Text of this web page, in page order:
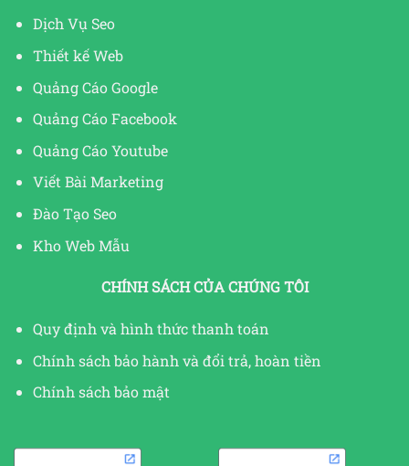
Dịch Vụ Seo
Thiết kế Web
Quảng Cáo Google
Quảng Cáo Facebook
Quảng Cáo Youtube
Viết Bài Marketing
Đào Tạo Seo
Kho Web Mẫu
CHÍNH SÁCH CỦA CHÚNG TÔI
Quy định và hình thức thanh toán
Chính sách bảo hành và đổi trả, hoàn tiền
Chính sách bảo mật